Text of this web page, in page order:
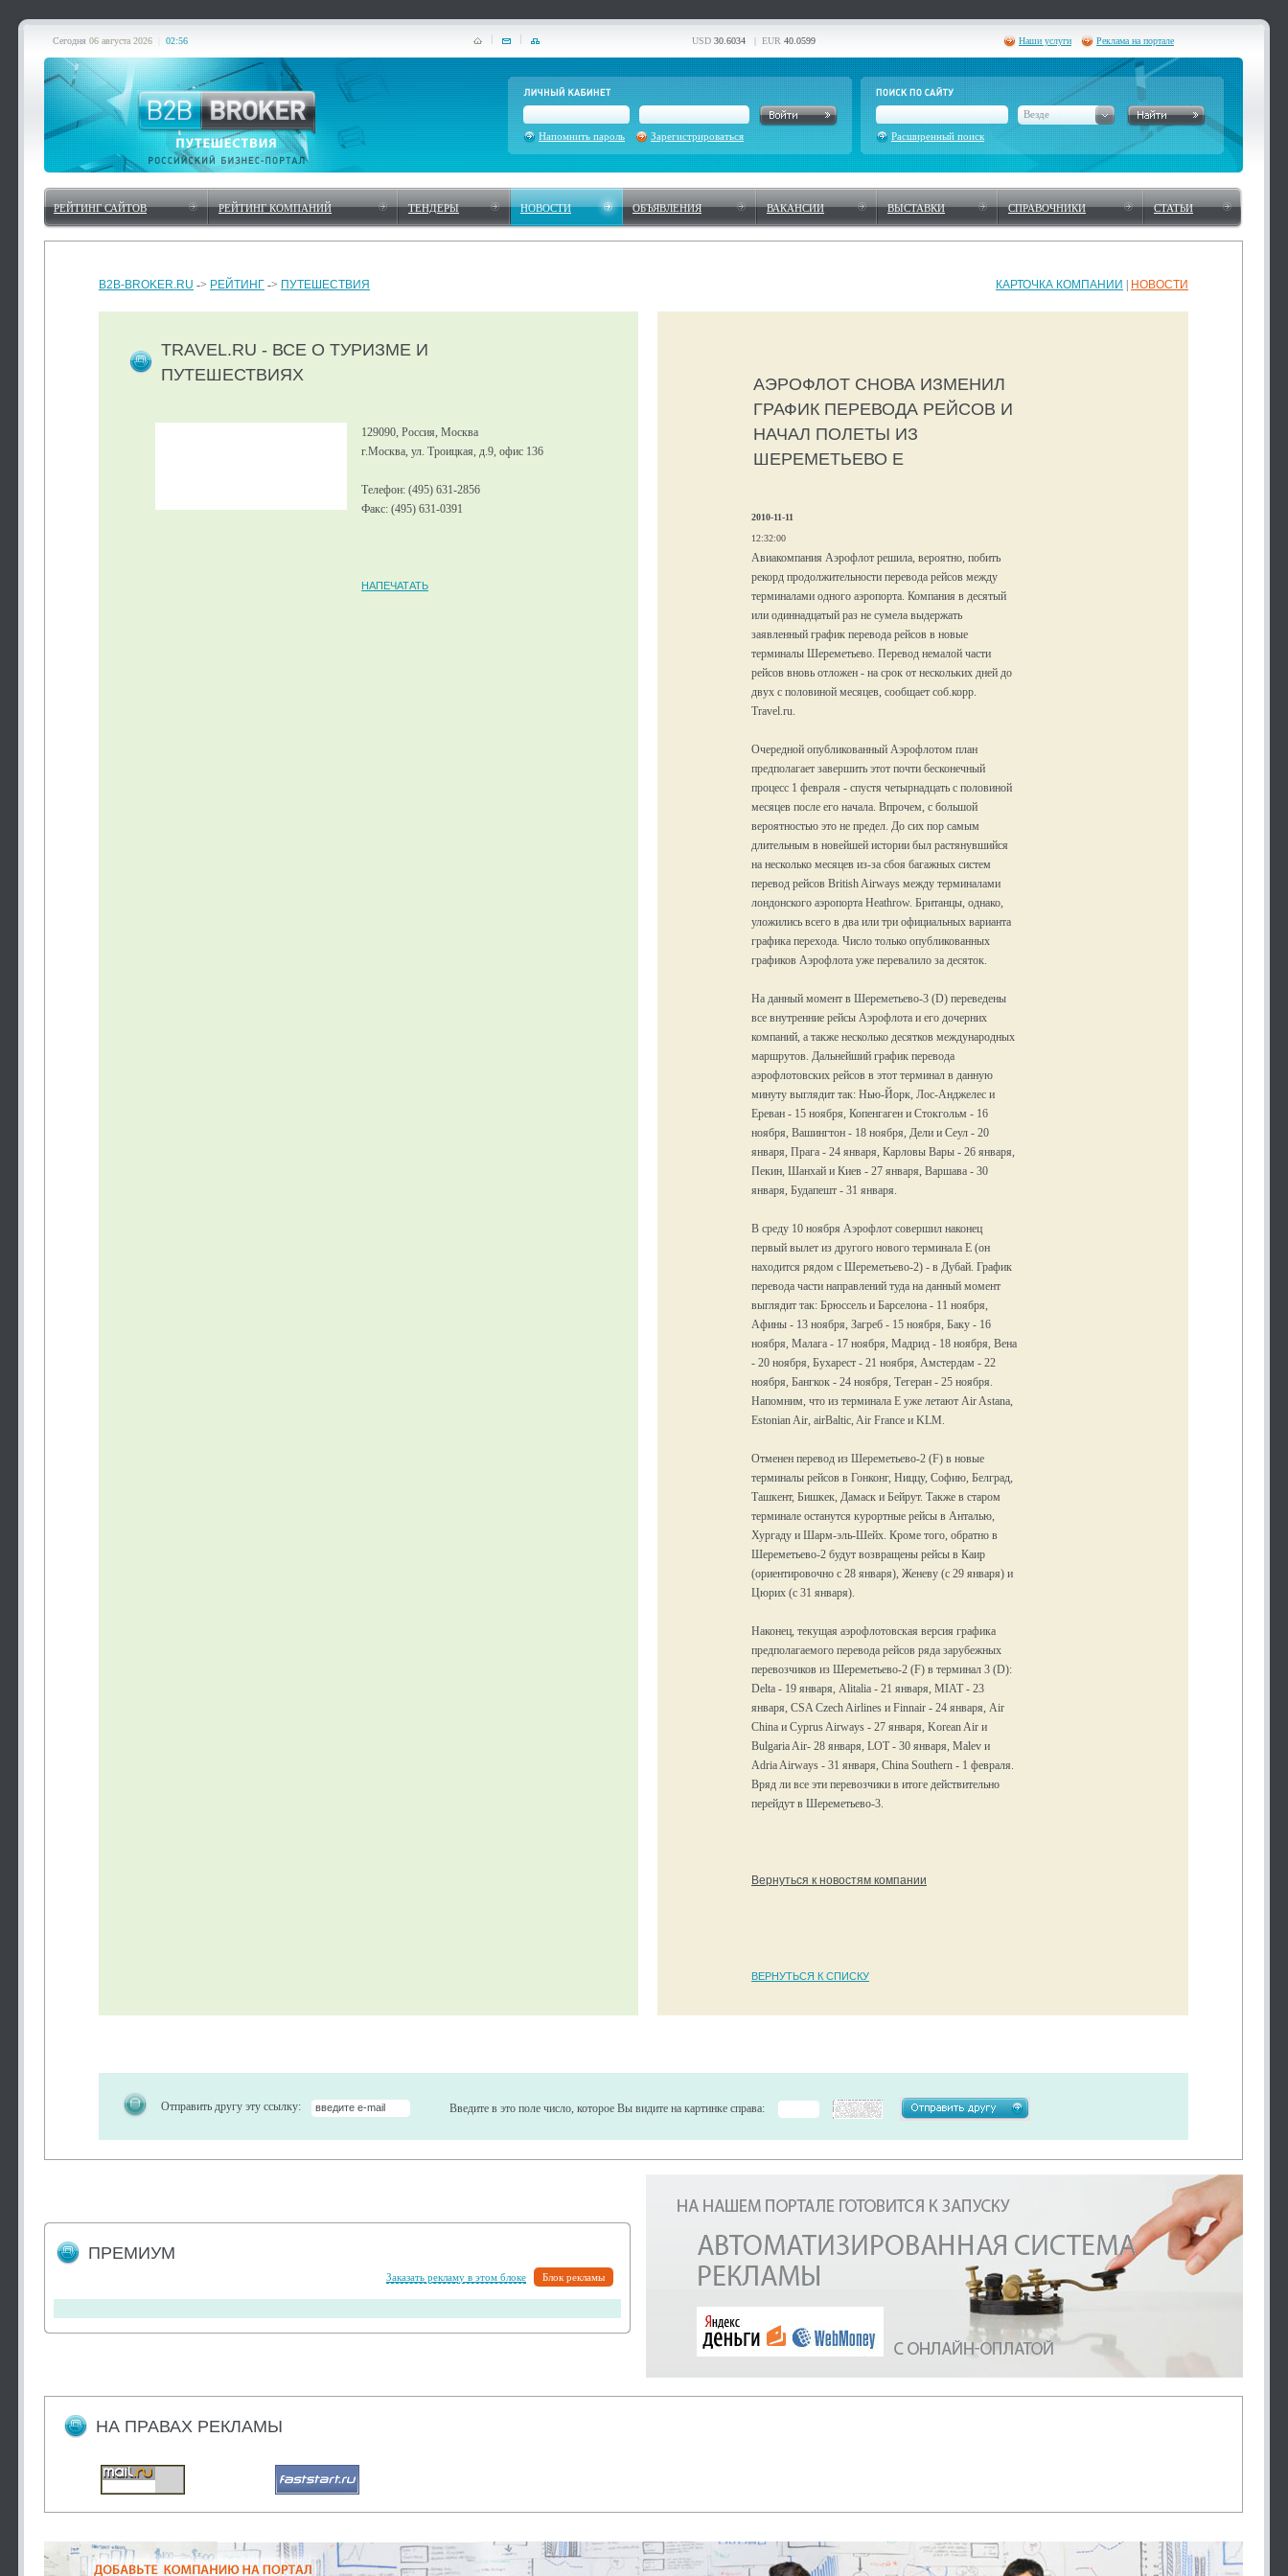
Сегодня 06 августа 2026 02:56 USD 30.6034 | EUR 40.0599 Наши услуги Реклама на портале
Напомнить пароль Зарегистрироваться
Везде
Расширенный поиск
РЕЙТИНГ САЙТОВ РЕЙТИНГ КОМПАНИЙ ТЕНДЕРЫ НОВОСТИ ОБЪЯВЛЕНИЯ ВАКАНСИИ ВЫСТАВКИ СПРАВОЧНИКИ СТАТЬИ
B2B-BROKER.RU -> РЕЙТИНГ -> ПУТЕШЕСТВИЯ КАРТОЧКА КОМПАНИИ НОВОСТИ
TRAVEL.RU - ВСЕ О ТУРИЗМЕ И
ПУТЕШЕСТВИЯХ
129090, Россия, Москва
г.Москва, ул. Троицкая, д.9, офис 136
Телефон: (495) 631-2856
Факс: (495) 631-0391
НАПЕЧАТАТЬ
АЭРОФЛОТ СНОВА ИЗМЕНИЛ
ГРАФИК ПЕРЕВОДА РЕЙСОВ И
НАЧАЛ ПОЛЕТЫ ИЗ
ШЕРЕМЕТЬЕВО Е
2010-11-11
12:32:00
Авиакомпания Аэрофлот решила, вероятно, побить
рекорд продолжительности перевода рейсов между
терминалами одного аэропорта. Компания в десятый
или одиннадцатый раз не сумела выдержать
заявленный график перевода рейсов в новые
терминалы Шереметьево. Перевод немалой части
рейсов вновь отложен - на срок от нескольких дней до
двух с половиной месяцев, сообщает соб.корр.
Travel.ru.
Очередной опубликованный Аэрофлотом план
предполагает завершить этот почти бесконечный
процесс 1 февраля - спустя четырнадцать с половиной
месяцев после его начала. Впрочем, с большой
вероятностью это не предел. До сих пор самым
длительным в новейшей истории был растянувшийся
на несколько месяцев из-за сбоя багажных систем
перевод рейсов British Airways между терминалами
лондонского аэропорта Heathrow. Британцы, однако,
уложились всего в два или три официальных варианта
графика перехода. Число только опубликованных
графиков Аэрофлота уже перевалило за десяток.
На данный момент в Шереметьево-3 (D) переведены
все внутренние рейсы Аэрофлота и его дочерних
компаний, а также несколько десятков международных
маршрутов. Дальнейший график перевода
аэрофлотовских рейсов в этот терминал в данную
минуту выглядит так: Нью-Йорк, Лос-Анджелес и
Ереван - 15 ноября, Копенгаген и Стокгольм - 16
ноября, Вашингтон - 18 ноября, Дели и Сеул - 20
января, Прага - 24 января, Карловы Вары - 26 января,
Пекин, Шанхай и Киев - 27 января, Варшава - 30
января, Будапешт - 31 января.
В среду 10 ноября Аэрофлот совершил наконец
первый вылет из другого нового терминала Е (он
находится рядом с Шереметьево-2) - в Дубай. График
перевода части направлений туда на данный момент
выглядит так: Брюссель и Барселона - 11 ноября,
Афины - 13 ноября, Загреб - 15 ноября, Баку - 16
ноября, Малага - 17 ноября, Мадрид - 18 ноября, Вена
- 20 ноября, Бухарест - 21 ноября, Амстердам - 22
ноября, Бангкок - 24 ноября, Тегеран - 25 ноября.
Напомним, что из терминала Е уже летают Air Astana,
Estonian Air, airBaltic, Air France и KLM.
Отменен перевод из Шереметьево-2 (F) в новые
терминалы рейсов в Гонконг, Ниццу, Софию, Белград,
Ташкент, Бишкек, Дамаск и Бейрут. Также в старом
терминале останутся курортные рейсы в Анталью,
Хургаду и Шарм-эль-Шейх. Кроме того, обратно в
Шереметьево-2 будут возвращены рейсы в Каир
(ориентировочно с 28 января), Женеву (с 29 января) и
Цюрих (с 31 января).
Наконец, текущая аэрофлотовская версия графика
предполагаемого перевода рейсов ряда зарубежных
перевозчиков из Шереметьево-2 (F) в терминал 3 (D):
Delta - 19 января, Alitalia - 21 января, MIAT - 23
января, CSA Czech Airlines и Finnair - 24 января, Air
China и Cyprus Airways - 27 января, Korean Air и
Bulgaria Air- 28 января, LOT - 30 января, Malev и
Adria Airways - 31 января, China Southern - 1 февраля.
Вряд ли все эти перевозчики в итоге действительно
перейдут в Шереметьево-3.
Вернуться к новостям компании
ВЕРНУТЬСЯ К СПИСКУ
Отправить другу эту ссылку: Введите в это поле число, которое Вы видите на картинке справа:
ПРЕМИУМ
Заказать рекламу в этом блоке Блок рекламы
НА ПРАВАХ РЕКЛАМЫ